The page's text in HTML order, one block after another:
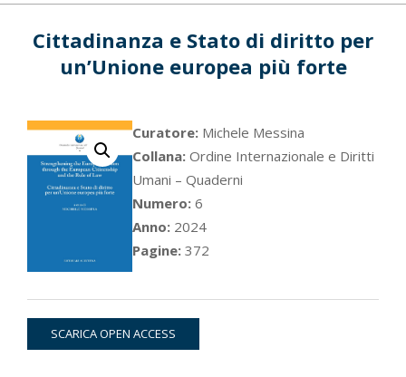
Cittadinanza e Stato di diritto per
un’Unione europea più forte
Curatore: Michele Messina
Collana:Ordine Internazionale e Diritti
Umani – Quaderni
Numero:6
Anno: 2024
Pagine:372
SCARICA OPEN ACCESS